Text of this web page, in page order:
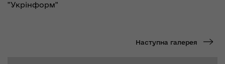
"Укрінформ"
Наступна галерея